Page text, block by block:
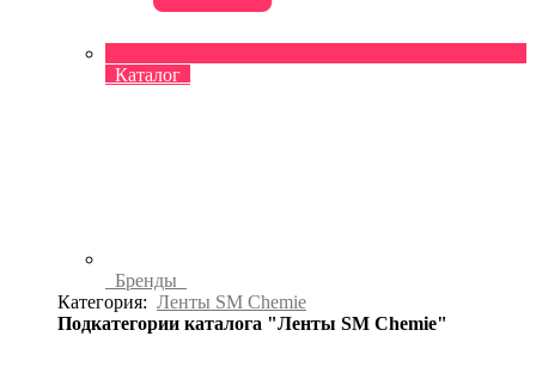
Каталог
Бренды
Категория: Ленты SM Chemie
Подкатегории каталога "Ленты SM Chemie"